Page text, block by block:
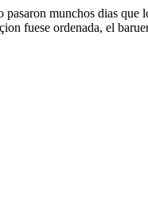
munchos dias
fuese ordenada, el